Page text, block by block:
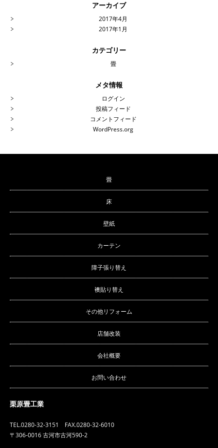
アーカイブ
2017年4月
2017年1月
カテゴリー
畳
メタ情報
ログイン
投稿フィード
コメントフィード
WordPress.org
畳
床
壁紙
カーテン
障子張り替え
襖貼り替え
その他リフォーム
店舗改装
会社概要
お問い合わせ
栗原畳工業
TEL.0280-32-3151 FAX.0280-32-6010
〒306-0016 古河市古河590-2